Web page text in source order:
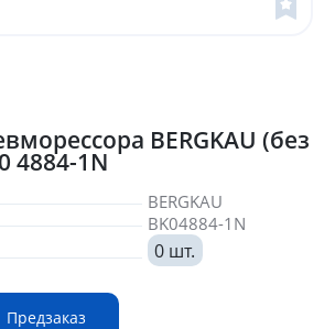
BERGKAU (без
4884-1N
BERGKAU
BK04884-1N
0 шт.
Предзаказ